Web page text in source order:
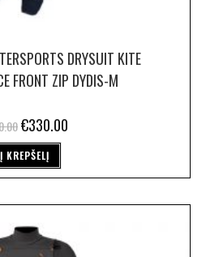
DRYSUIT KITE
FRONT ZIP DYDIS-M
€330.00
Į KREPŠELĮ